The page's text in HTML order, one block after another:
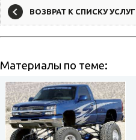
ВОЗВРАТ К СПИСКУ УСЛУГ
Материалы по теме: